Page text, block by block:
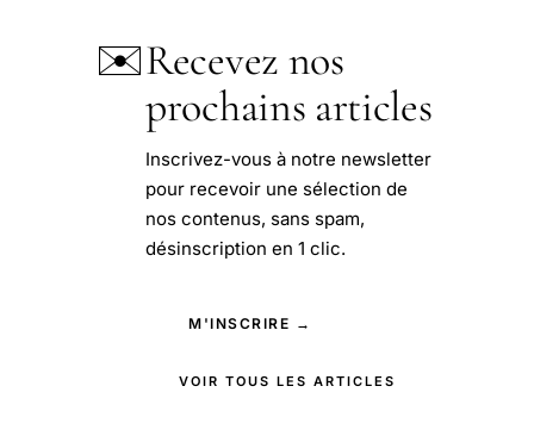
✉️Recevez nos
prochains articles
Inscrivez-vous à notre newsletter
pour recevoir une sélection de
nos contenus, sans spam,
désinscription en 1 clic.
M'INSCRIRE →
VOIR TOUS LES ARTICLES